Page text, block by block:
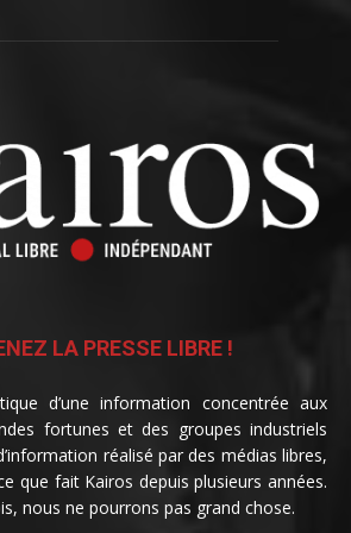
LA PRESSE LIBRE !
d’une information concentrée aux
fortunes et des groupes industriels
réalisé par des médias libres,
que fait Kairos depuis plusieurs années.
nous ne pourrons pas grand chose.